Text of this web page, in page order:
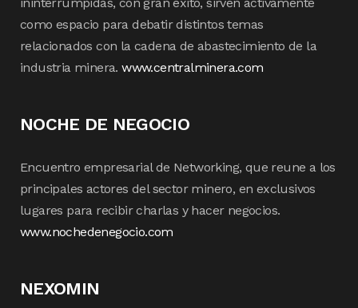
ininterrumpidas, con gran éxito, sirven activamente
como espacio para debatir distintos temas
relacionados con la cadena de abastecimiento de la
industria minera.www.centralminera.com
NOCHE DE NEGOCIO
Encuentro empresarial de Networking, que reune a los
principales actores del sector minero, en exclusivos
lugares para recibir charlas y hacer negocios.
www.nochedenegocio.com
NEXOMIN